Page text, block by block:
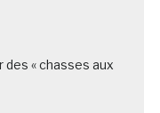
« chasses aux